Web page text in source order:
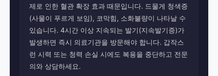
제로 인한 혈관 확장 효과 때문입니다. 드물게 청색증
(사물이 푸르게 보임), 코막힘, 소화불량이 나타날 수
있습니다. 4시간 이상 지속되는 발기(지속발기증)가
발생하면 즉시 의료기관을 방문해야 합니다. 갑작스
런 시력 또는 청력 손실 시에도 복용을 중단하고 전문
의와 상담하세요.